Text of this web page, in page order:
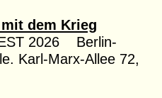
dem Krieg
2026 Berlin-
Karl-Marx-Allee 72,